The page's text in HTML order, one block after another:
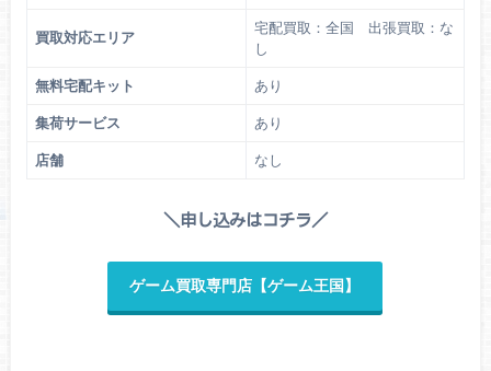
買取対応エリア
宅配買取：全国 出張買取：な
し
無料宅配キット あり
集荷サービス あり
店舗 なし
＼申し込みはコチラ／
ゲーム買取専門店【ゲーム王国】